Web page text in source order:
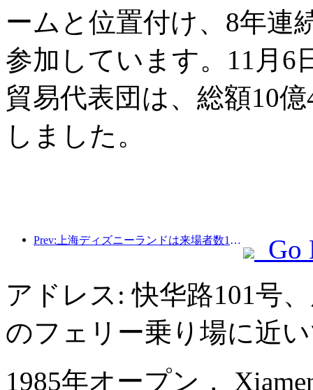
ームと位置付け、8年連
参加しています。11月6
貿易代表団は、総額10
しました。
Prev:上海ディズニーランドは来場者数1億人を突破し、4つ目のテーマホテルをオープンして拡張される予定。
Go
アドレス: 快华路101号
のフェリー乗り場に近
1985年オープン，